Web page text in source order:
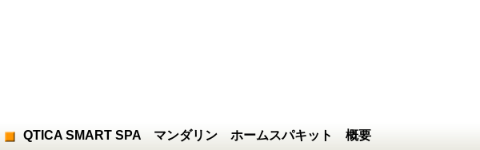
QTICA SMART SPA マンダリン ホームスパキット 概要